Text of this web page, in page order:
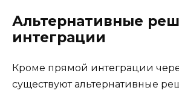
Альтернативные
интеграции
Кроме прямой интеграции
существуют альтернативные